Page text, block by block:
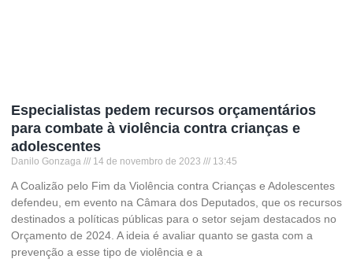
Especialistas pedem recursos orçamentários
para combate à violência contra crianças e
adolescentes
Danilo Gonzaga 14 de novembro de 2023 13:45
A Coalizão pelo Fim da Violência contra Crianças e Adolescentes
defendeu, em evento na Câmara dos Deputados, que os recursos
destinados a políticas públicas para o setor sejam destacados no
Orçamento de 2024. A ideia é avaliar quanto se gasta com a
prevenção a esse tipo de violência e a